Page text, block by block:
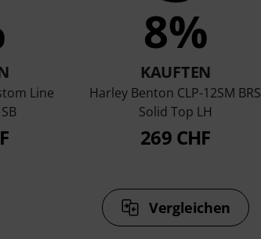
Line
8%
KAUFTEN
Harley Benton CLP-12SM BRS
Solid Top LH
269 CHF
Vergleichen